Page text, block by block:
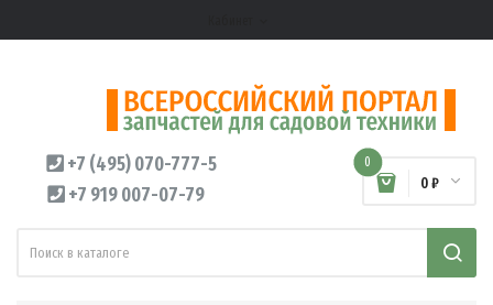
+7 (495) 070-777-5
+7 919 007-07-79
0
0 ₽